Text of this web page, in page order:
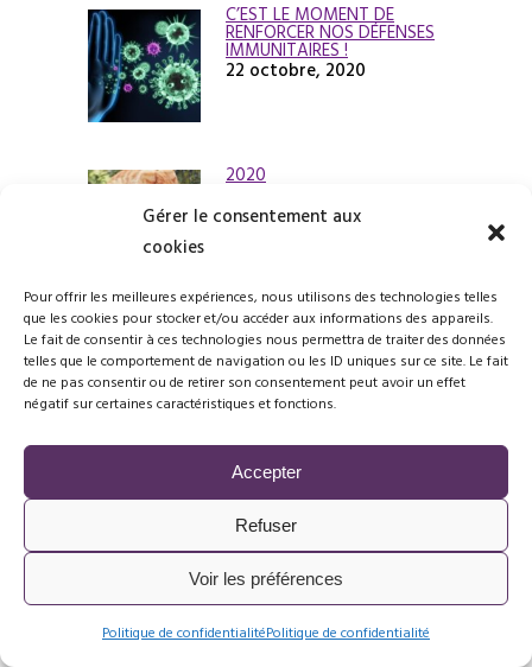
Gérer le consentement aux
cookies
Pour offrir les meilleures expériences, nous utilisons des technologies telles
que les cookies pour stocker et/ou accéder aux informations des appareils.
Le fait de consentir à ces technologies nous permettra de traiter des données
telles que le comportement de navigation ou les ID uniques sur ce site. Le fait
de ne pas consentir ou de retirer son consentement peut avoir un effet
négatif sur certaines caractéristiques et fonctions.
Accepter
Refuser
Voir les préférences
Politique de confidentialitéPolitique de confidentialité
C’EST LE MOMENT DE
RENFORCER NOS DÉFENSES
IMMUNITAIRES !
22 octobre, 2020
2020
LE “RAINBOW TARTARE” OU
“TARTARE ARC-EN-CIEL “
03 décembre, 2019
LES INTOLÉRANCES
ALIMENTAIRES
13 novembre, 2019